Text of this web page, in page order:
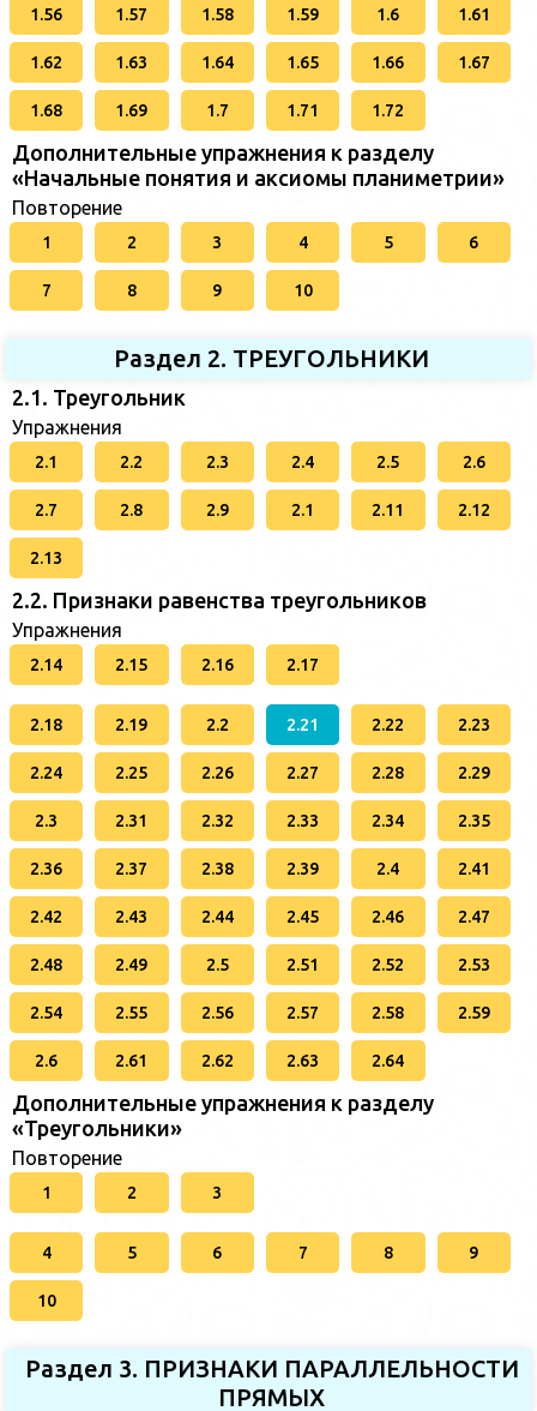
1.56 1.57 1.58 1.59 1.6 1.61
1.62 1.63 1.64 1.65 1.66 1.67
1.68 1.69 1.7 1.71 1.72
Дополнительные упражнения к разделу
«Начальные понятия и аксиомы планиметрии»
Повторение
1 2 3 4 5 6
7 8 9 10
Раздел 2. ТРЕУГОЛЬНИКИ
2.1. Треугольник
Упражнения
2.1 2.2 2.3 2.4 2.5 2.6
2.7 2.8 2.9 2.1 2.11 2.12
2.13
2.2. Признаки равенства треугольников
Упражнения
2.14 2.15 2.16 2.17
2.18 2.19 2.2 2.21 2.22 2.23
2.24 2.25 2.26 2.27 2.28 2.29
2.3 2.31 2.32 2.33 2.34 2.35
2.36 2.37 2.38 2.39 2.4 2.41
2.42 2.43 2.44 2.45 2.46 2.47
2.48 2.49 2.5 2.51 2.52 2.53
2.54 2.55 2.56 2.57 2.58 2.59
2.6 2.61 2.62 2.63 2.64
Дополнительные упражнения к разделу
«Треугольники»
Повторение
1 2 3
4 5 6 7 8 9
10
Раздел 3. ПРИЗНАКИ ПАРАЛЛЕЛЬНОСТИ
ПРЯМЫХ